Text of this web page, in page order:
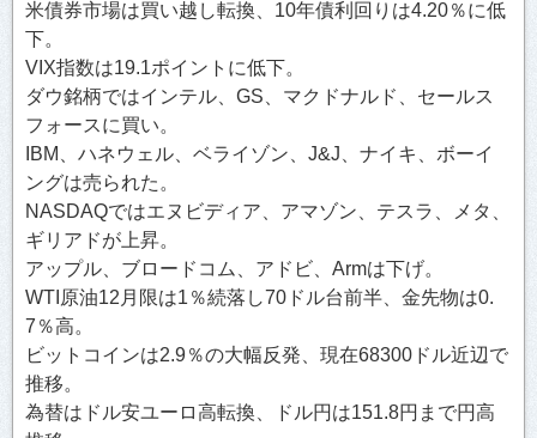
米債券市場は買い越し転換、10年債利回りは4.20％に低
下。
VIX指数は19.1ポイントに低下。
ダウ銘柄ではインテル、GS、マクドナルド、セールス
フォースに買い。
IBM、ハネウェル、ベライゾン、J&J、ナイキ、ボーイ
ングは売られた。
NASDAQではエヌビディア、アマゾン、テスラ、メタ、
ギリアドが上昇。
アップル、ブロードコム、アドビ、Armは下げ。
WTI原油12月限は1％続落し70ドル台前半、金先物は0.
7％高。
ビットコインは2.9％の大幅反発、現在68300ドル近辺で
推移。
為替はドル安ユーロ高転換、ドル円は151.8円まで円高